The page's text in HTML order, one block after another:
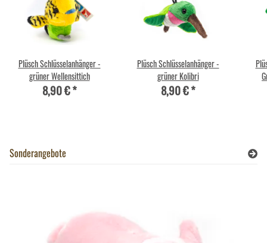
Plüsch Schlüsselanhänger -
grüner Wellensittich
8,90 €*
Plüsch Schlüsselanhänger -
grüner Kolibri
8,90 €*
Sonderangebote